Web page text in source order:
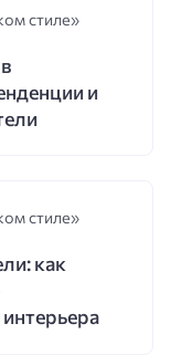
стиле»
и
стиле»
как